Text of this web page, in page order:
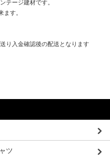
テージ建材です。
す。
り入金確認後の配送となります
ツ